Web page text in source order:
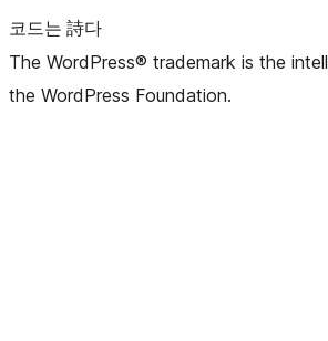
코드는 詩다
The WordPress® trademark is the
the WordPress Foundation.